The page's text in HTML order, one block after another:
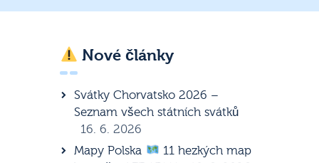
Nové články
Svátky Chorvatsko 2026 –
Seznam všech státních svátků
16. 6. 2026
Mapy Polska
11 hezkých map